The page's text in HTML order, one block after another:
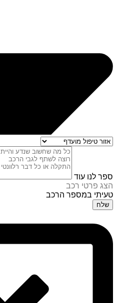
ספר לנו עוד
הצג פרטי רכב
טעיתי במספר הרכב
שלח